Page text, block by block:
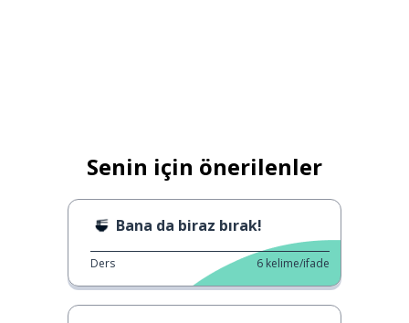
Senin için önerilenler
Bana da biraz bırak!
Ders 6 kelime/ifade